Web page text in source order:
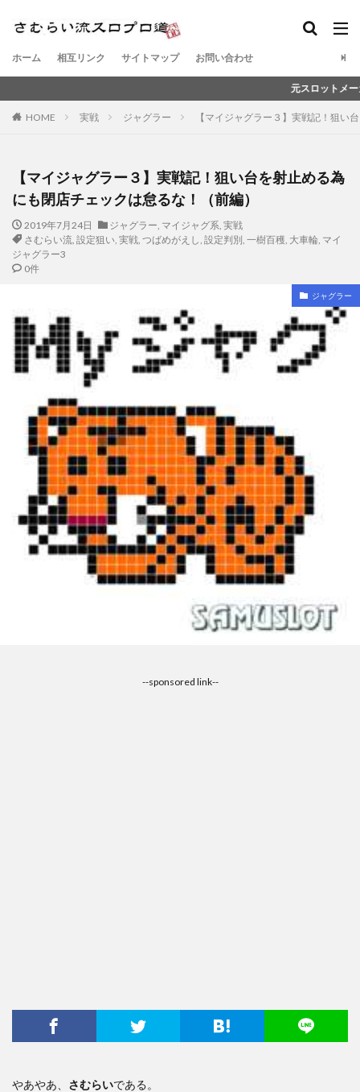
ホーム 相互リンク サイトマップ お問い合わせ
元スロットメーカー営業マンの
HOME 実戦 ジャグラー 【マイジャグラー３】実戦記！狙い
【マイジャグラー３】実戦記！狙い台を射止める為
にも閉店チェックは怠るな！（前編）
2019年7月24日 ジャグラー, マイジャグ系, 実戦
さむらい流, 設定狙い, 実戦, つばめがえし, 設定判別, 一樹百穫, 大車輪, マイ
ジャグラー3
0件
ジャグラー
--sponsored link--
やあやあ、 さむらいである。